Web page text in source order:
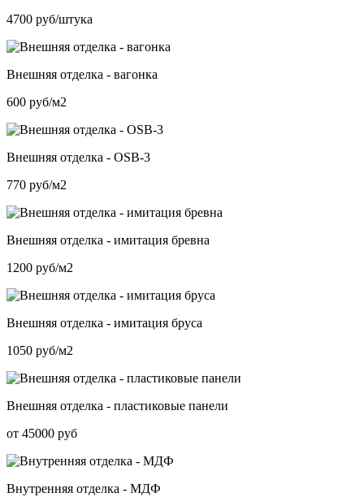
4700 руб/штука
Внешняя отделка - вагонка
600 руб/м2
Внешняя отделка - OSB-3
770 руб/м2
Внешняя отделка - имитация бревна
1200 руб/м2
Внешняя отделка - имитация бруса
1050 руб/м2
Внешняя отделка - пластиковые панели
от 45000 руб
Внутренняя отделка - МДФ